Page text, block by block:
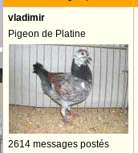
vladimir
Pigeon de Platine
2614 messages postés